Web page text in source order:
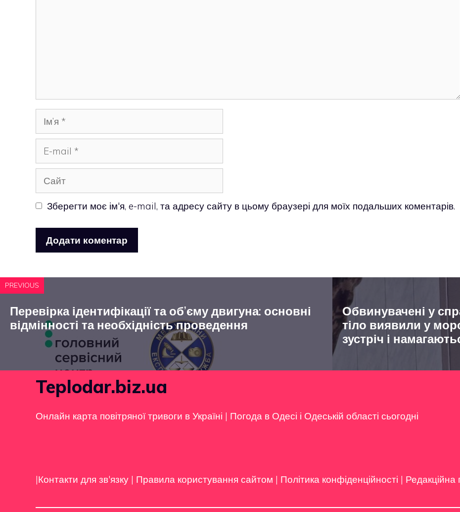
Ім’я
mail
Сайт
Зберегти моє ім'я, e-mail, та адресу сайту в цьому браузері для моїх подальших коментарів.
PREVIOUS
Перевірка ідентифікації та об’єму двигуна: основні
відмінності та необхідність проведення
Обвинувачені у
тіло виявили у
зустріч і
Teplodar.biz.ua
Онлайн карта повітряної тривоги в Україні | Погода в Одесі і Одеській області сьогодні
|Контакти для зв'язку | Правила користування сайтом | Політика конфіденційності | Редакційна